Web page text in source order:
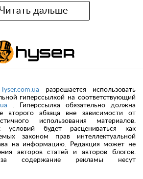
Читать дальше
Hyser.com.ua разрешается использовать
гиперссылкой на соответствующий
. Гиперссылка обязательно должна
второго абзаца вне зависимости от
использования материалов.
условий будет расцениваться как
законом прав интеллектуальной
на информацию. Редакция может не
авторов статей и авторов блогов.
за содержание рекламы несут